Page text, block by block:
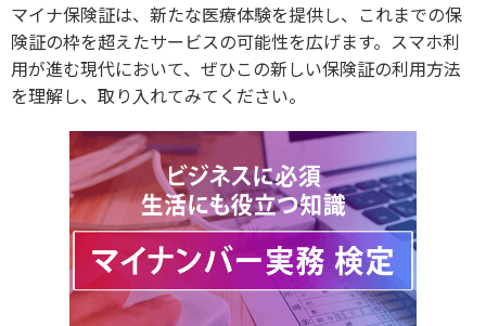
マイナ保険証は、新たな医療体験を提供し、これまでの保
険証の枠を超えたサービスの可能性を広げます。スマホ利
用が進む現代において、ぜひこの新しい保険証の利用方法
を理解し、取り入れてみてください。